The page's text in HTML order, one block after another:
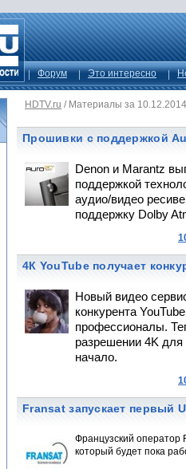
Форум Это интересно
HDTV.ru / Материалы за 10.12.2014
Прошивки с поддержкой
Denon и Marantz
поддержкой
аудио/видео
поддержку Dolby
4К YouTube получает
Новый видео
конкурента
профессионалы.
разрешении 4K для
начало.
Fransat запускает первый
Французский оператор
который будет пока